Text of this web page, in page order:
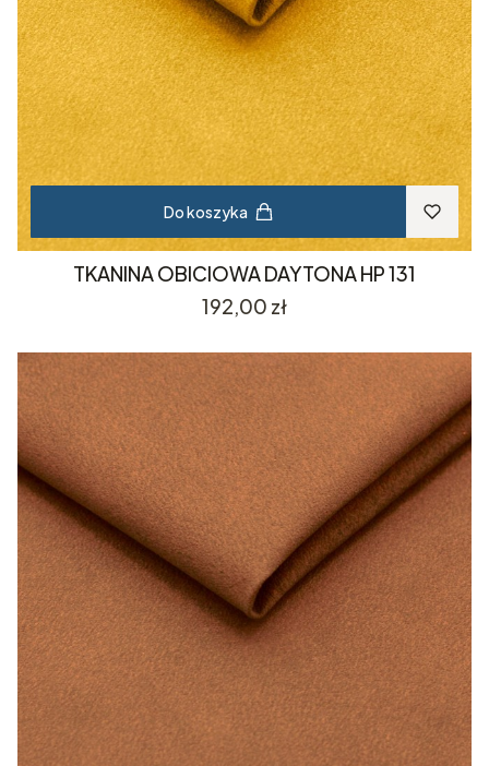
Do koszyka
TKANINA OBICIOWA DAYTONA HP 131
Cena
192,00 zł